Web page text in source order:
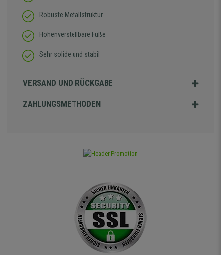
Robuste Metallstruktur
Höhenverstellbare Füße
Sehr solide und stabil
VERSAND UND RÜCKGABE
ZAHLUNGSMETHODEN